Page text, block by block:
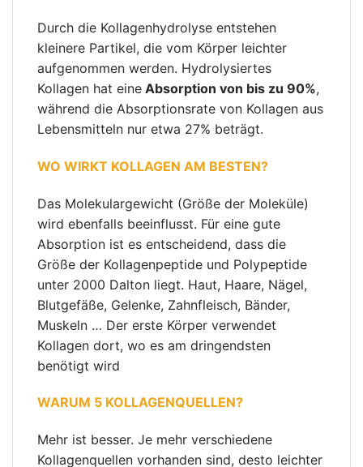
Durch die Kollagenhydrolyse entstehen
kleinere Partikel, die vom Körper leichter
aufgenommen werden. Hydrolysiertes
Kollagen hat eine Absorption von bis zu 90%,
während die Absorptionsrate von Kollagen aus
Lebensmitteln nur etwa 27% beträgt.
WO WIRKT KOLLAGEN AM BESTEN?
Das Molekulargewicht (Größe der Moleküle)
wird ebenfalls beeinflusst. Für eine gute
Absorption ist es entscheidend, dass die
Größe der Kollagenpeptide und Polypeptide
unter 2000 Dalton liegt. Haut, Haare, Nägel,
Blutgefäße, Gelenke, Zahnfleisch, Bänder,
Muskeln … Der erste Körper verwendet
Kollagen dort, wo es am dringendsten
benötigt wird
WARUM 5 KOLLAGENQUELLEN?
Mehr ist besser. Je mehr verschiedene
Kollagenquellen vorhanden sind, desto leichter